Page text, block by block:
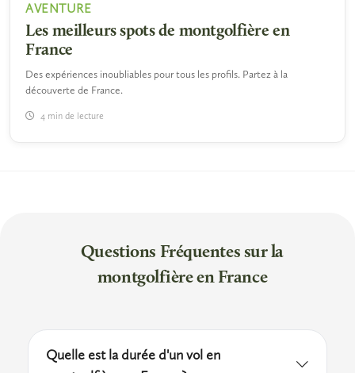
AVENTURE
Les meilleurs spots de montgolfière en
France
Des expériences inoubliables pour tous les profils. Partez à la
découverte de France.
4 min de lecture
Questions Fréquentes sur la
montgolfière en France
Quelle est la durée d'un vol en